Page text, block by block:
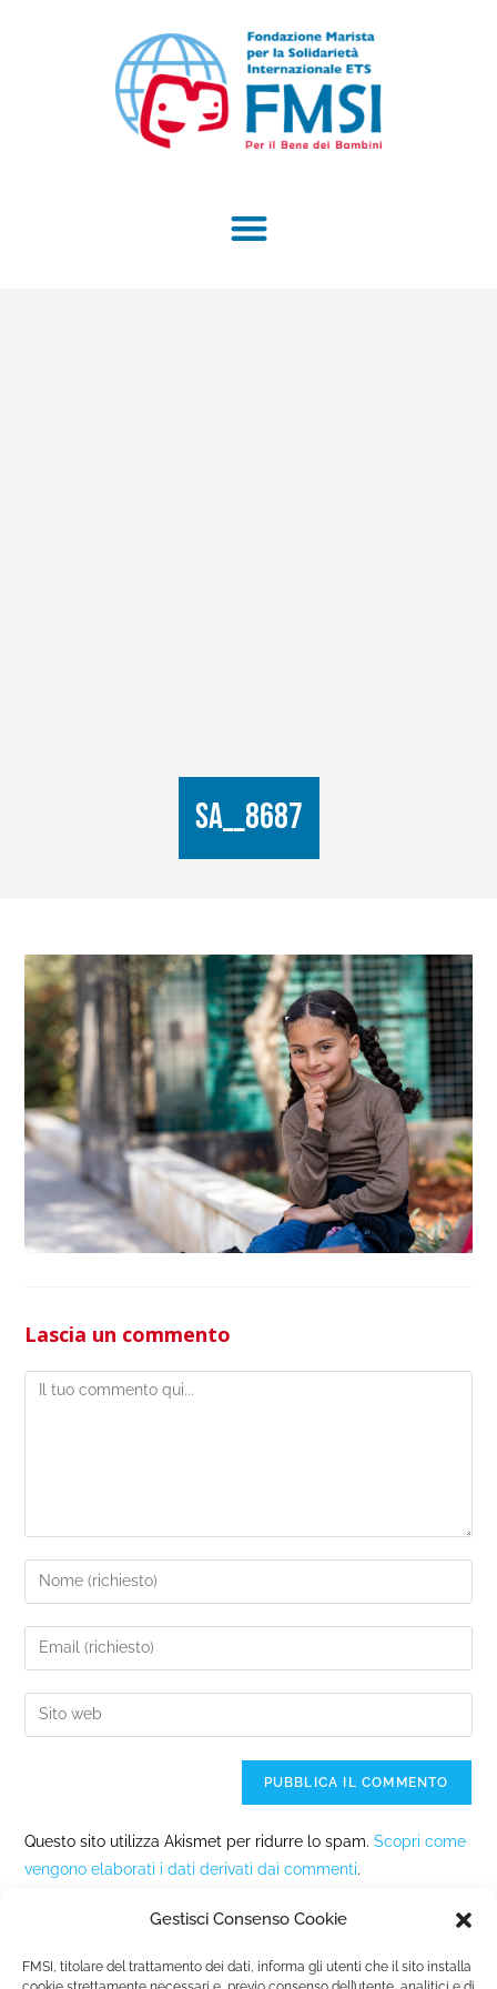
Gestisci Consenso Cookie
FMSI, titolare del trattamento dei dati, informa gli utenti che il sito installa
SA__8687
Lascia un commento
Questo sito utilizza Akismet per ridurre lo spam.Scopri come
vengono elaborati i dati derivati dai commenti.